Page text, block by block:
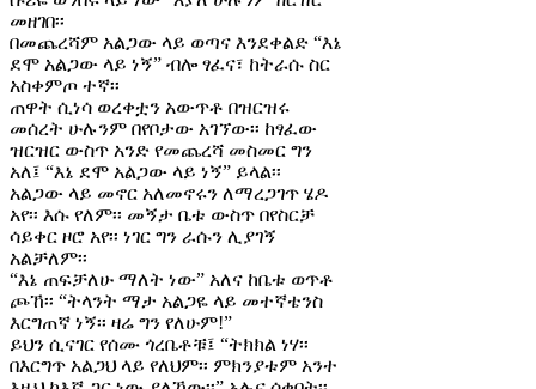
መዘገበ፡፡
በመጨረሻም አልጋው ላይ ወጣና እንደቀልድ “እኔ
ደሞ አልጋው ላይ ነኝ” ብሎ ፃፈና፣ ከትራሱ ስር
አስቀምጦ ተኛ፡፡
ጠዋት ሲነሳ ወረቀቷን አውጥቶ በዝርዝሩ
መሰረት ሁሉንም በየቦታው አገኘው፡፡ ከፃፈው
ዝርዝር ውስጥ አንድ የመጨረሻ መስመር ግን
አለ፤ “እኔ ደሞ አልጋው ላይ ነኝ” ይላል፡፡
አልጋው ላይ መኖር አለመኖሩን ለማረጋገጥ ሄዶ
አየ፡፡ እሱ የለም፡፡ መኝታ ቤቱ ውስጥ በየስርቻ
ሳይቀር ዞሮ አየ፡፡ ነገር ግን ራሱን ሊያገኝ
አልቻለም፡፡
“እኔ ጠፍቻለሁ ማለት ነው” አለና ከቤቱ ወጥቶ
ጮኸ፡፡ “ትላንት ማታ አልጋዬ ላይ መተኛቴንስ
እርግጠኛ ነኝ፡፡ ዛሬ ግን የለሁም!”
ይህን ሲናገር የሰሙ ጎረቤቶቹ፤ “ትክክል ነሃ፡፡
በእርግጥ አልጋህ ላይ የለህም፡፡ ምክንያቱም አንተ